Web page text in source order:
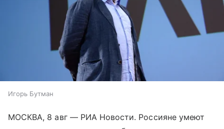
Игорь Бутман
МОСКВА, 8 авг — РИА Новости. Россияне умеют